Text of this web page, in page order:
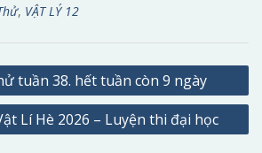
, VẬT LÝ 12
tuần 38. hết tuần còn 9 ngày
Lí Hè 2026 – Luyện thi đại học